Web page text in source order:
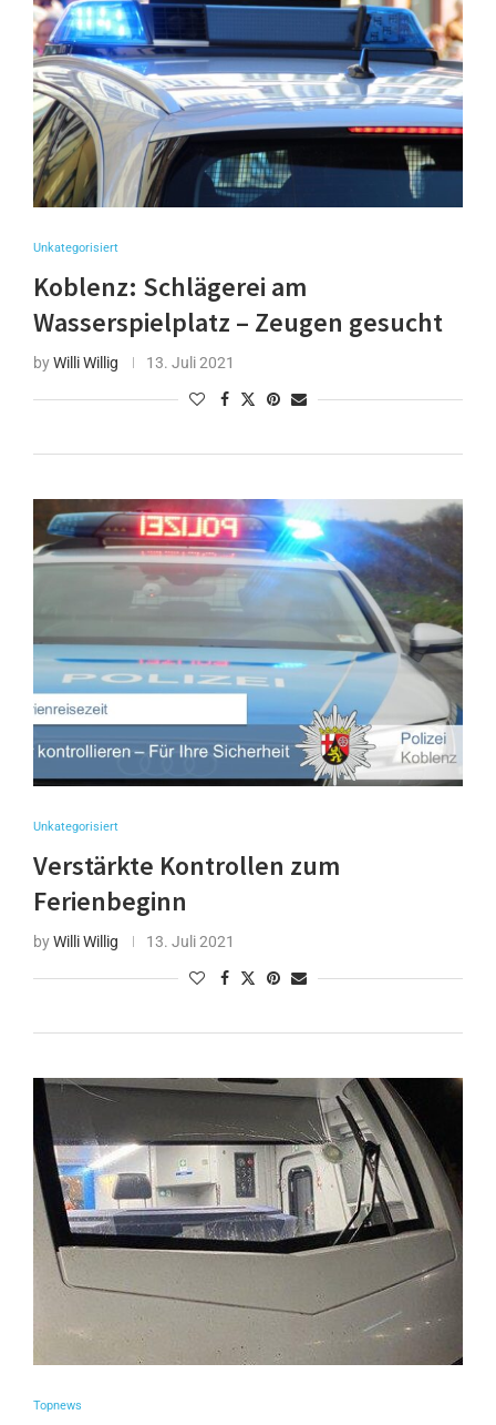
Unkategorisiert
Koblenz: Schlägerei am
Wasserspielplatz – Zeugen gesucht
byWilli Willig 13. Juli 2021
Unkategorisiert
Verstärkte Kontrollen zum
Ferienbeginn
byWilli Willig 13. Juli 2021
Topnews